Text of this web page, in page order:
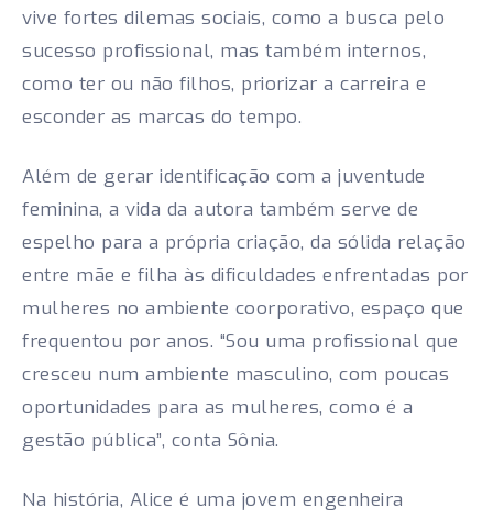
vive fortes dilemas sociais, como a busca pelo
sucesso profissional, mas também internos,
como ter ou não filhos, priorizar a carreira e
esconder as marcas do tempo.
Além de gerar identificação com a juventude
feminina, a vida da autora também serve de
espelho para a própria criação, da sólida relação
entre mãe e filha às dificuldades enfrentadas por
mulheres no ambiente coorporativo, espaço que
frequentou por anos. “Sou uma profissional que
cresceu num ambiente masculino, com poucas
oportunidades para as mulheres, como é a
gestão pública”, conta Sônia.
Na história, Alice é uma jovem engenheira